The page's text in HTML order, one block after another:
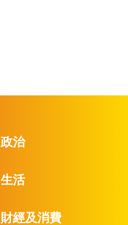
政治
生活
財經及消費